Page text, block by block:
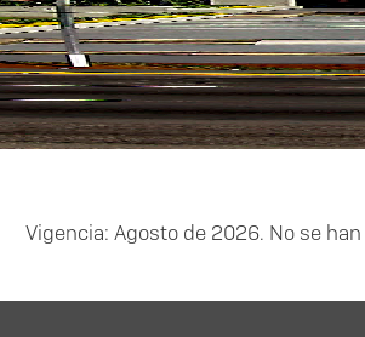
Vigencia: Agosto de 2026. No se